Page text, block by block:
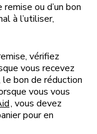
ou d’un bon
à l’utiliser,
vérifiez
vous recevez
bon de réduction
vous vous
, vous devez
pour en